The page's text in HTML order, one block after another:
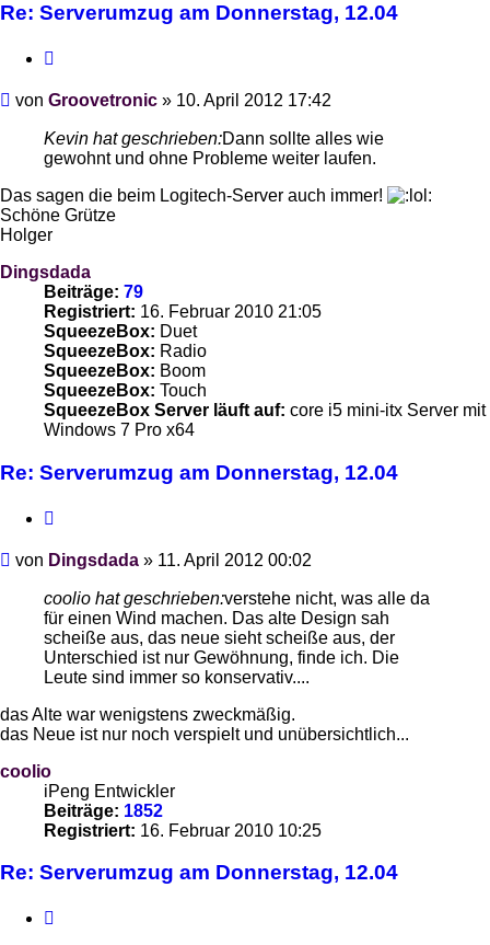
Re: Serverumzug am Donnerstag, 12.04
Beitrag
von Groovetronic » 10. April 2012 17:42
Kevin hat geschrieben:Dann sollte alles wie
gewohnt und ohne Probleme weiter laufen.
Das sagen die beim Logitech-Server auch immer!
Schöne Grütze
Holger
Dingsdada
Beiträge: 79
Registriert: 16. Februar 2010 21:05
SqueezeBox: Duet
SqueezeBox: Radio
SqueezeBox: Boom
SqueezeBox: Touch
SqueezeBox Server läuft auf: core i5 mini-itx Server mit
Windows 7 Pro x64
Re: Serverumzug am Donnerstag, 12.04
Beitrag
von Dingsdada » 11. April 2012 00:02
coolio hat geschrieben:verstehe nicht, was alle da
für einen Wind machen. Das alte Design sah
scheiße aus, das neue sieht scheiße aus, der
Unterschied ist nur Gewöhnung, finde ich. Die
Leute sind immer so konservativ....
das Alte war wenigstens zweckmäßig.
das Neue ist nur noch verspielt und unübersichtlich...
coolio
iPeng Entwickler
Beiträge: 1852
Registriert: 16. Februar 2010 10:25
Re: Serverumzug am Donnerstag, 12.04